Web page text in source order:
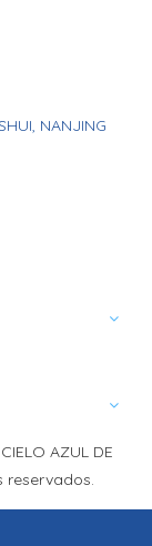
NANJING
AZUL DE
reservados.